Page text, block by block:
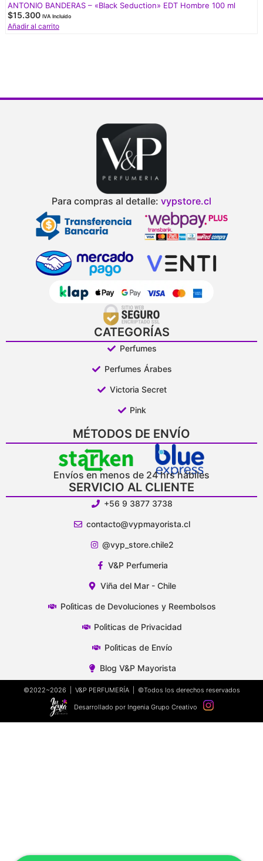
ANTONIO BANDERAS – «Black Seduction» EDT Hombre 100 ml
$15.300 IVA Incluido
Añadir al carrito
Para compras al detalle: vypstore.cl
CATEGORÍAS
Perfumes
Perfumes Árabes
Victoria Secret
Pink
MÉTODOS DE ENVÍO
Envíos en menos de 24 hrs hábiles
SERVICIO AL CLIENTE
+56 9 3877 3738
contacto@vypmayorista.cl
@vyp_store.chile2
V&P Perfumeria
Viña del Mar - Chile
Polìticas de Devoluciones y Reembolsos
Polìticas de Privacidad
Polìticas de Envío
Blog V&P Mayorista
©2022~2026 | V&P PERFUMERÍA | ©Todos los derechos reservados
Desarrollado por Ingenia Grupo Creativo